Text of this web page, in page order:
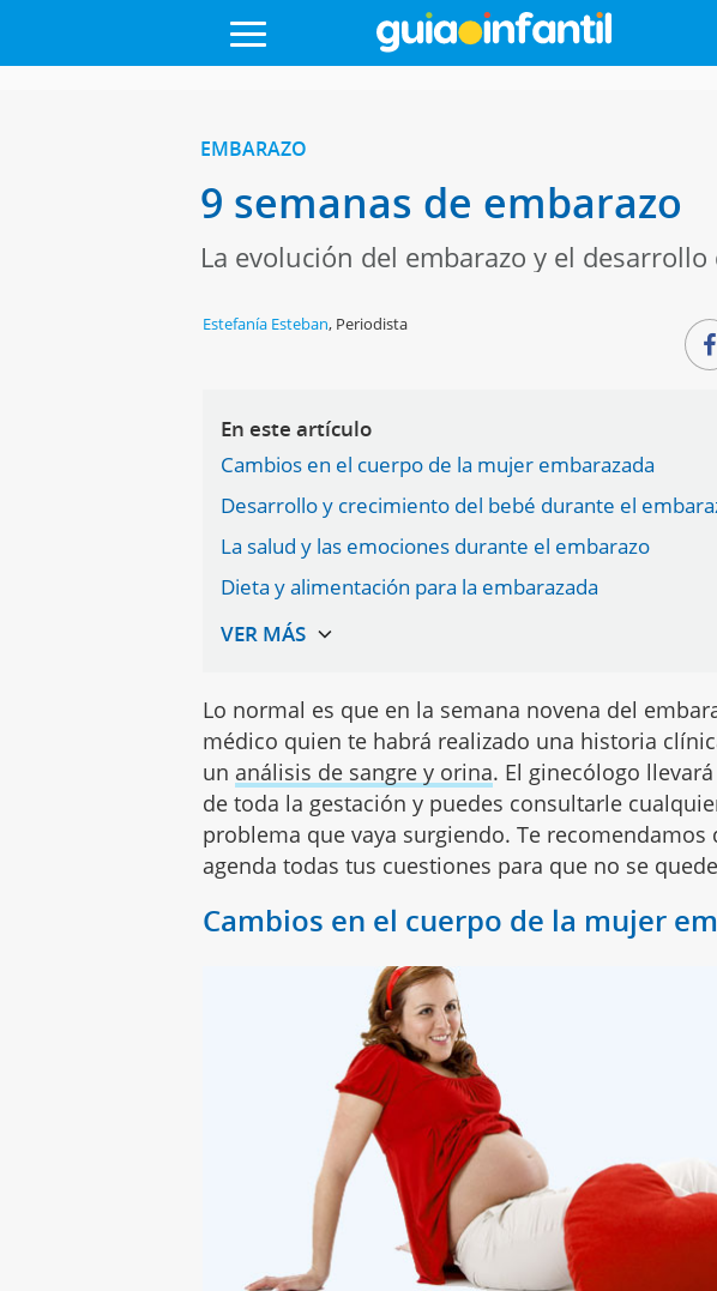
EMBARAZO
9 semanas de embarazo
La evolución del embarazo y el
Estefanía Esteban, Periodista
En este artículo
Cambios en el cuerpo de la mujer embarazada
Desarrollo y crecimiento del bebé durante el
La salud y las emociones durante el embarazo
Dieta y alimentación para la embarazada
Lo normal es que en la semana novena del
médico quien te habrá realizado una historia
un análisis de sangre y orina. El ginecólogo
de toda la gestación y puedes consultarle
problema que vaya surgiendo. Te recomendamos
agenda todas tus cuestiones para que no se
Cambios en el cuerpo de la mujer